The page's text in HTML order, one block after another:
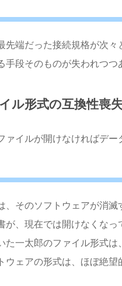
先端だった接続規格が次
段そのものが失われつつ
ル形式の互換性喪
イルが開けなければデー
そのソフトウェアが消
、現在では開けなくなっ
一太郎のファイル形式
ェアの形式は、ほぼ絶望